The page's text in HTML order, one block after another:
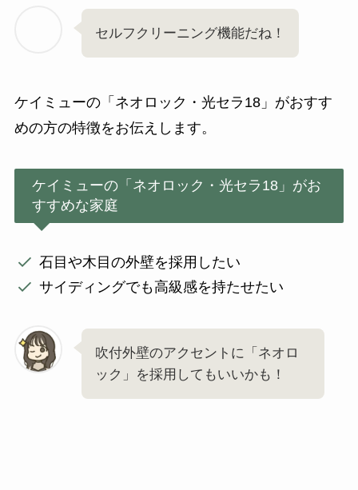
セルフクリーニング機能だね！
ケイミューの「ネオロック・光セラ18」がおすす
めの方の特徴をお伝えします。
ケイミューの「ネオロック・光セラ18」がお
すすめな家庭
石目や木目の外壁を採用したい
サイディングでも高級感を持たせたい
吹付外壁のアクセントに「ネオロ
ック」を採用してもいいかも！